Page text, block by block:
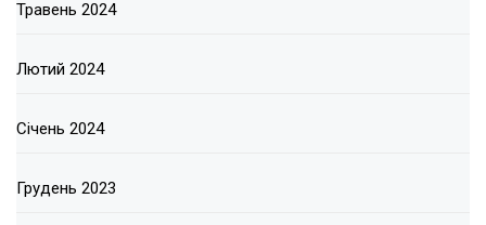
Травень 2024
Лютий 2024
Січень 2024
Грудень 2023